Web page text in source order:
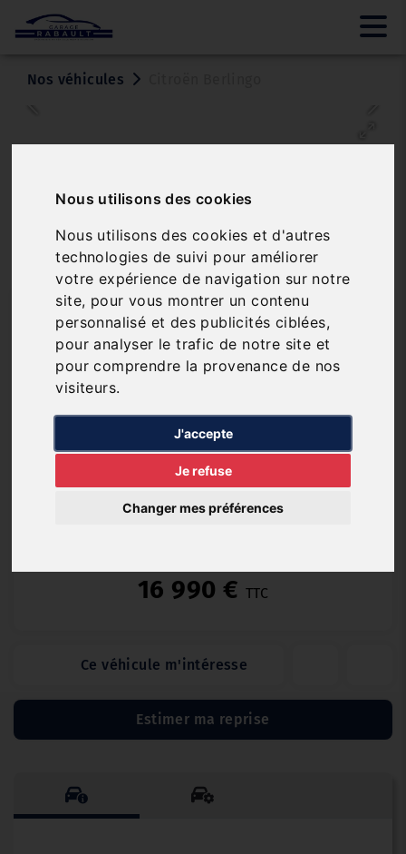
Nous utilisons des cookies
Nous utilisons des cookies et d'autres
technologies de suivi pour améliorer
votre expérience de navigation sur notre
site, pour vous montrer un contenu
personnalisé et des publicités ciblées,
pour analyser le trafic de notre site et
pour comprendre la provenance de nos
visiteurs.
J'accepte
Je refuse
Changer mes préférences
Nos véhicules
Véhicule vendu
CITROËN BERLINGO
TAILLE M 650KG BLUEHDI 100 S&S BVM CLUB
Réf. 21399 Véhicule sur parc
Diesel 25 658 km 12/2021 Manuelle
GARANTIE GARAGE 12 MOIS (12 mois)
16 990 € TTC
Ce véhicule m'intéresse
Estimer ma reprise